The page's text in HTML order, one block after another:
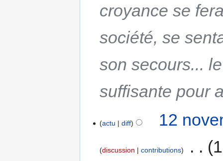
croyance se
société, se
son secours...
suffisante pour
actu diff 12
discussion contributions